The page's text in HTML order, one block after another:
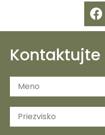
Kontaktujte